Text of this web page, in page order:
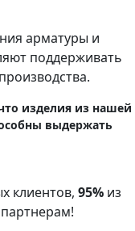
арматуры и
поддерживать
изделия из нашей
выдержать
клиентов, 95% из